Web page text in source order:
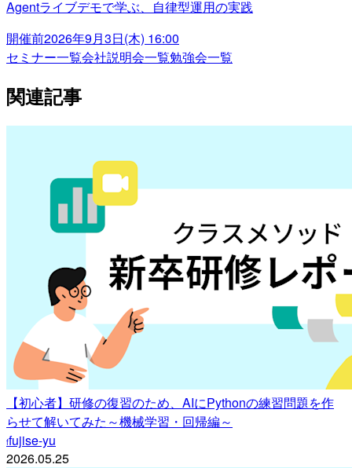
Agentライブデモで学ぶ、自律型運用の実践
開催前2026年9月3日(木) 16:00
セミナー一覧会社説明会一覧勉強会一覧
関連記事
【初心者】研修の復習のため、AIにPythonの練習問題を作
らせて解いてみた～機械学習・回帰編～
ffujise-yu
2026.05.25